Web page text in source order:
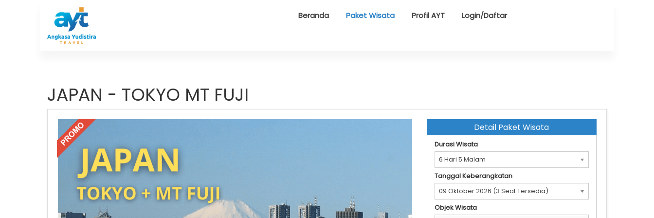
Beranda Paket Wisata Profil AYT Login/Daftar
JAPAN - TOKYO MT FUJI
Detail Paket Wisata
Durasi Wisata
6 Hari 5 Malam
Tanggal Keberangkatan
09 Oktober 2026 (3 Seat Tersedia)
Objek Wisata